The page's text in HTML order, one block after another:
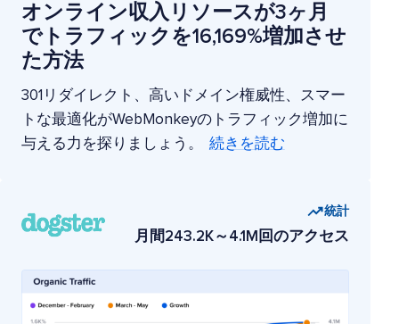
オンライン収入リソースが3ヶ月
でトラフィックを16,169%増加させ
た方法
301リダイレクト、高いドメイン権威性、スマー
トな最適化がWebMonkeyのトラフィック増加に
与える力を探りましょう。
続きを読む
統計
月間243.2K～4.1M回のアクセス